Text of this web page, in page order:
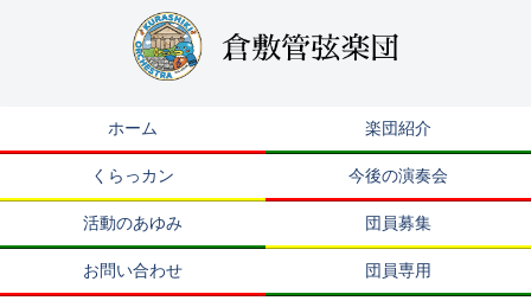
ホーム 楽団紹介
くらっカン 今後の演奏会
活動のあゆみ 団員募集
お問い合わせ 団員専用